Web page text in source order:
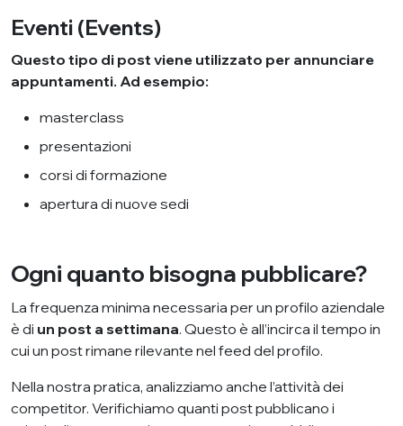
Eventi (Events)
Questo tipo di post viene utilizzato per annunciare
appuntamenti. Ad esempio:
masterclass
presentazioni
corsi di formazione
apertura di nuove sedi
Ogni quanto bisogna pubblicare?
La frequenza minima necessaria per un profilo aziendale
è di un post a settimana. Questo è all’incirca il tempo in
cui un post rimane rilevante nel feed del profilo.
Nella nostra pratica, analizziamo anche l’attività dei
competitor. Verifichiamo quanti post pubblicano i